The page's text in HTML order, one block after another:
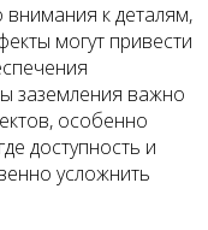
к деталям,
могут привести
заземления важно
особенно
доступность и
усложнить